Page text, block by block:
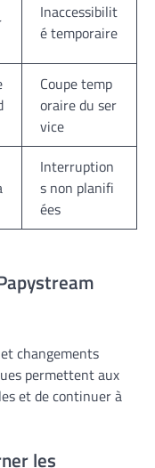
Inaccessibilit
é temporaire
Coupe temp
oraire du ser
vice
Interruption
s non planifi
ées
changements
permettent aux
et de continuer à
les